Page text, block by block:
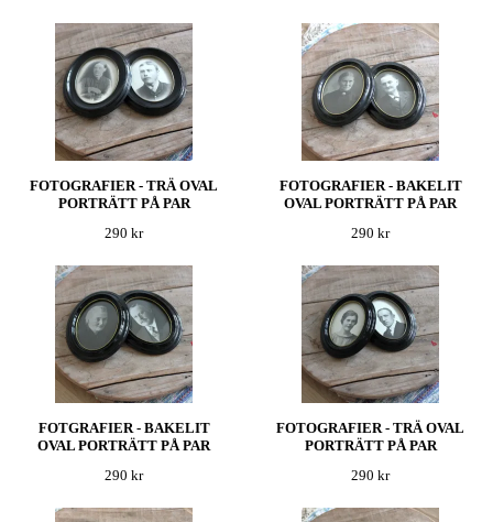
FOTOGRAFIER - TRÄ OVAL
PORTRÄTT PÅ PAR
290 kr
FOTOGRAFIER - BAKELIT
OVAL PORTRÄTT PÅ PAR
290 kr
FOTGRAFIER - BAKELIT
OVAL PORTRÄTT PÅ PAR
290 kr
FOTOGRAFIER - TRÄ OVAL
PORTRÄTT PÅ PAR
290 kr